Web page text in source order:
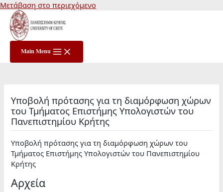
Μετάβαση στο περιεχόμενο
Main Menu
Υποβολή πρότασης για τη διαμόρφωση χώρων
του Τμήματος Επιστήμης Υπολογιστών του
Πανεπιστημίου Κρήτης
Υποβολή πρότασης για τη διαμόρφωση χώρων του
Τμήματος Επιστήμης Υπολογιστών του Πανεπιστημίου
Κρήτης
Αρχεία